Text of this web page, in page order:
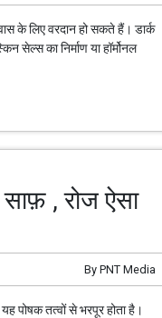
के लिए वरदान हो सकते हैं। डार्क
सेल्स का निर्माण या हॉर्मोनल
, रोज ऐसा
By PNT Media
पोषक तत्वों से भरपूर होता है।